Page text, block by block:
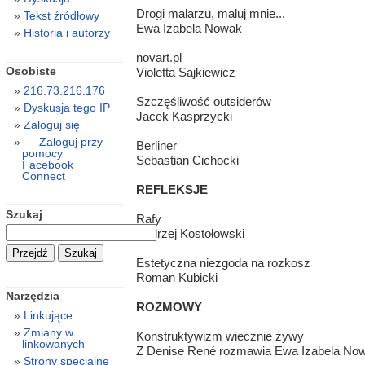
Drogi malarzu, maluj mnie...
Ewa Izabela Nowak
novart.pl
Violetta Sajkiewicz
Szczęśliwość outsiderów
Jacek Kasprzycki
Berliner
Sebastian Cichocki
REFLEKSJE
Rafy
Andrzej Kostołowski
Estetyczna niezgoda na rozkosz
Roman Kubicki
ROZMOWY
Konstruktywizm wiecznie żywy
Z Denise René rozmawia Ewa Izabela
Tekst źródłowy
Historia i autorzy
Osobiste
216.73.216.176
Dyskusja tego IP
Zaloguj się
Zaloguj przy
pomocy
Facebook
Connect
Szukaj
Narzędzia
Linkujące
Zmiany w
linkowanych
Strony specjalne